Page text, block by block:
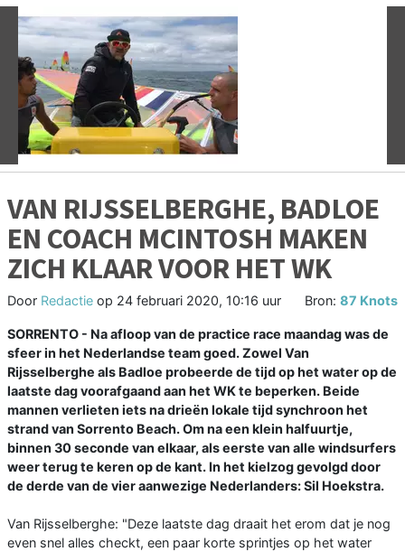
Vorige
VAN RIJSSELBERGHE, BADLOE
EN COACH MCINTOSH MAKEN
ZICH KLAAR VOOR HET WK
Door Redactie op 24 februari 2020, 10:16 uur Bron: 87 Knots
SORRENTO - Na afloop van de practice race maandag was de
sfeer in het Nederlandse team goed. Zowel Van
Rijsselberghe als Badloe probeerde de tijd op het water op de
laatste dag voorafgaand aan het WK te beperken. Beide
mannen verlieten iets na drieën lokale tijd synchroon het
strand van Sorrento Beach. Om na een klein halfuurtje,
binnen 30 seconde van elkaar, als eerste van alle windsurfers
weer terug te keren op de kant. In het kielzog gevolgd door
de derde van de vier aanwezige Nederlanders: Sil Hoekstra.
Van Rijsselberghe: "Deze laatste dag draait het erom dat je nog
even snel alles checkt, een paar korte sprintjes op het water